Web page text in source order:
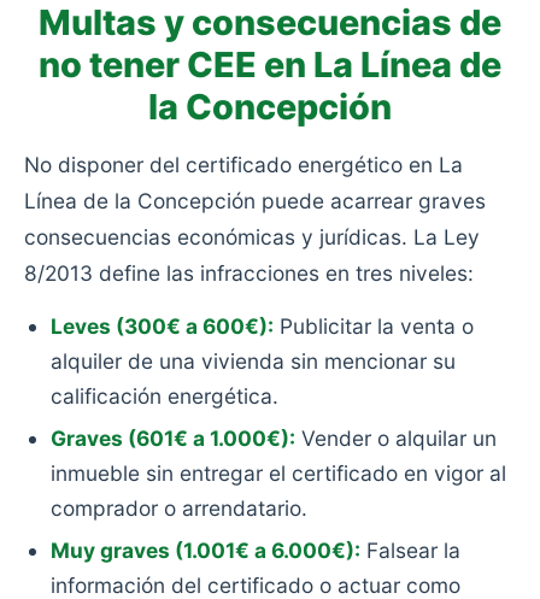
Multas y consecuencias de
no tener CEE en La Línea de
la Concepción
No disponer del certificado energético en La
Línea de la Concepción puede acarrear graves
consecuencias económicas y jurídicas. La Ley
8/2013 define las infracciones en tres niveles:
Leves (300€ a 600€): Publicitar la venta o
alquiler de una vivienda sin mencionar su
calificación energética.
Graves (601€ a 1.000€): Vender o alquilar un
inmueble sin entregar el certificado en vigor al
comprador o arrendatario.
Muy graves (1.001€ a 6.000€): Falsear la
información del certificado o actuar como